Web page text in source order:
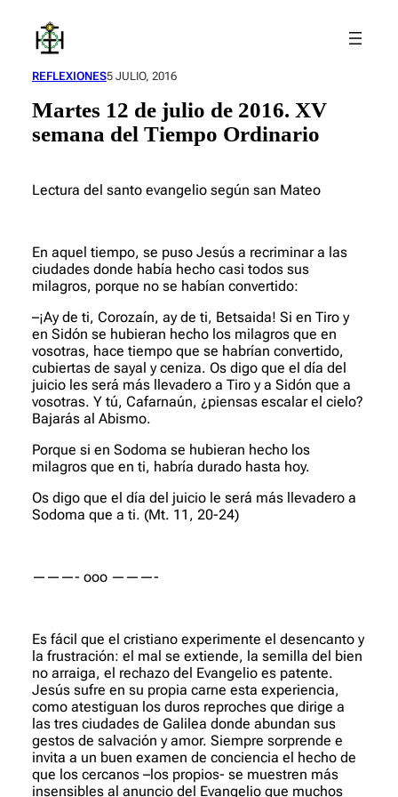
contenido
REFLEXIONES5 JULIO, 2016
Martes 12 de julio de 2016. XV
semana del Tiempo Ordinario
Lectura del santo evangelio según san Mateo
En aquel tiempo, se puso Jesús a recriminar a las
ciudades donde había hecho casi todos sus
milagros, porque no se habían convertido:
–¡Ay de ti, Corozaín, ay de ti, Betsaida! Si en Tiro y
en Sidón se hubieran hecho los milagros que en
vosotras, hace tiempo que se habrían convertido,
cubiertas de sayal y ceniza. Os digo que el día del
juicio les será más llevadero a Tiro y a Sidón que a
vosotras. Y tú, Cafarnaún, ¿piensas escalar el cielo?
Bajarás al Abismo.
Porque si en Sodoma se hubieran hecho los
milagros que en ti, habría durado hasta hoy.
Os digo que el día del juicio le será más llevadero a
Sodoma que a ti. (Mt. 11, 20-24)
———- ooo ———-
Es fácil que el cristiano experimente el desencanto y
la frustración: el mal se extiende, la semilla del bien
no arraiga, el rechazo del Evangelio es patente.
Jesús sufre en su propia carne esta experiencia,
como atestiguan los duros reproches que dirige a
las tres ciudades de Galilea donde abundan sus
gestos de salvación y amor. Siempre sorprende e
invita a un buen examen de conciencia el hecho de
que los cercanos –los propios- se muestren más
insensibles al anuncio del Evangelio que muchos